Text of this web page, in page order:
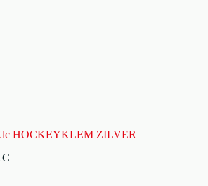
HOCKEYKLEM ZILVER